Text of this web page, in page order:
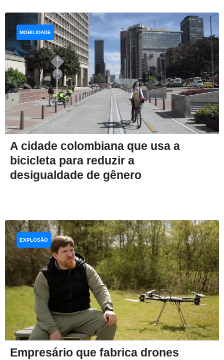
A cidade colombiana que usa a
bicicleta para reduzir a
desigualdade de gênero
MOBILIDADE
Empresário que fabrica drones
EXPLOSÃO